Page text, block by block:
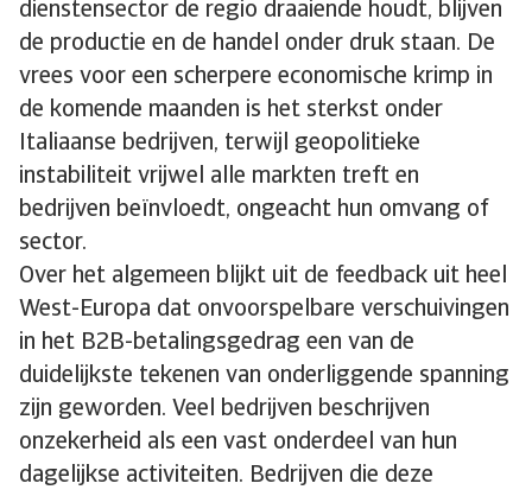
dienstensector de regio draaiende houdt, blijven
de productie en de handel onder druk staan. De
vrees voor een scherpere economische krimp in
de komende maanden is het sterkst onder
Italiaanse bedrijven, terwijl geopolitieke
instabiliteit vrijwel alle markten treft en
bedrijven beïnvloedt, ongeacht hun omvang of
sector.
Over het algemeen blijkt uit de feedback uit heel
West-Europa dat onvoorspelbare verschuivingen
in het B2B-betalingsgedrag een van de
duidelijkste tekenen van onderliggende spanning
zijn geworden. Veel bedrijven beschrijven
onzekerheid als een vast onderdeel van hun
dagelijkse activiteiten. Bedrijven die deze